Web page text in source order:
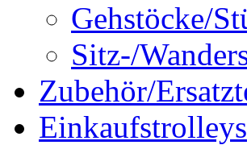
Gehstöcke/
Sitz-/
Zubehör/
Einkaufstrolleys